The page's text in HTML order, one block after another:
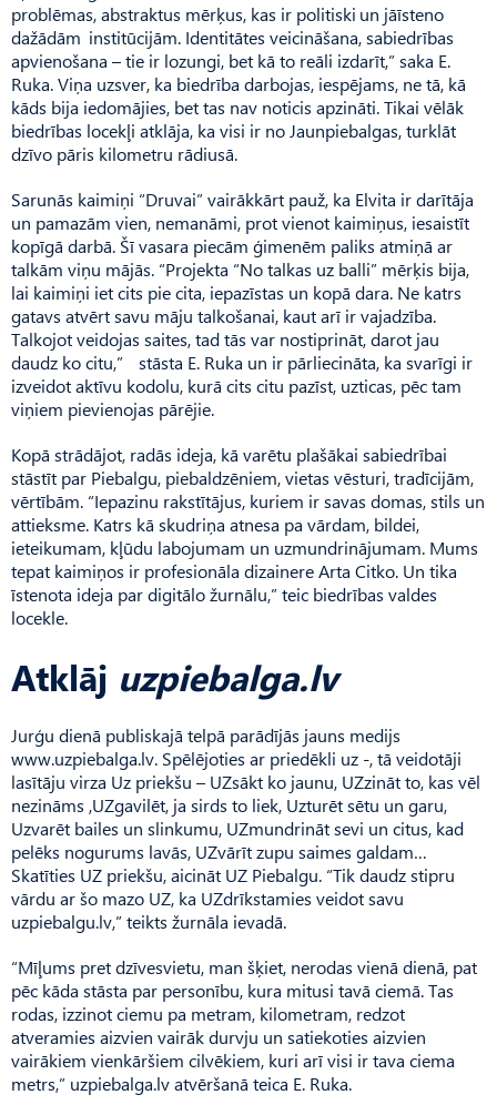
problēmas, abstraktus mērķus, kas ir politiski un jāīsteno
dažādām institūcijām. Identitātes veicināšana, sabiedrības
apvienošana – tie ir lozungi, bet kā to reāli izdarīt,” saka E.
Ruka. Viņa uzsver, ka biedrība darbojas, iespējams, ne tā, kā
kāds bija iedomājies, bet tas nav noticis apzināti. Tikai vēlāk
biedrības locekļi atklāja, ka visi ir no Jaunpiebalgas, turklāt
dzīvo pāris kilometru rādiusā.
Sarunās kaimiņi “Druvai” vairākkārt pauž, ka Elvita ir darītāja
un pamazām vien, nemanāmi, prot vienot kaimiņus, iesaistīt
kopīgā darbā. Šī vasara piecām ģimenēm paliks atmiņā ar
talkām viņu mājās. “Projekta “No talkas uz balli” mērķis bija,
lai kaimiņi iet cits pie cita, iepazīstas un kopā dara. Ne katrs
gatavs atvērt savu māju talkošanai, kaut arī ir vajadzība.
Talkojot veidojas saites, tad tās var nostiprināt, darot jau
daudz ko citu,” stāsta E. Ruka un ir pārliecināta, ka svarīgi ir
izveidot aktīvu kodolu, kurā cits citu pazīst, uzticas, pēc tam
viņiem pievienojas pārējie.
Kopā strādājot, radās ideja, kā varētu plašākai sabiedrībai
stāstīt par Piebalgu, piebaldzēniem, vietas vēsturi, tradīcijām,
vērtībām. “Iepazinu rakstītājus, kuriem ir savas domas, stils un
attieksme. Katrs kā skudriņa atnesa pa vārdam, bildei,
ieteikumam, kļūdu labojumam un uzmundrinājumam. Mums
tepat kaimiņos ir profesionāla dizainere Arta Citko. Un tika
īstenota ideja par digitālo žurnālu,” teic biedrības valdes
locekle.
Atklāj uzpiebalga.lv
Jurģu dienā publiskajā telpā parādījās jauns medijs
www.uzpiebalga.lv. Spēlējoties ar priedēkli uz -, tā veidotāji
lasītāju virza Uz priekšu – UZsākt ko jaunu, UZzināt to, kas vēl
nezināms ,UZgavilēt, ja sirds to liek, Uzturēt sētu un garu,
Uzvarēt bailes un slinkumu, UZmun­drināt sevi un citus, kad
pelēks nogurums lavās, UZvārīt zupu saimes galdam…
Skatīties UZ priekšu, aicināt UZ Piebalgu. “Tik daudz stipru
vārdu ar šo mazo UZ, ka UZdrīkstamies veidot savu
uzpiebalgu.lv,” teikts žurnāla ievadā.
“Mīļums pret dzīvesvietu, man šķiet, nerodas vienā dienā, pat
pēc kāda stāsta par personību, kura mitusi tavā ciemā. Tas
rodas, izzinot ciemu pa metram, kilometram, redzot
atveramies aizvien vairāk durvju un satiekoties aizvien
vairākiem vienkāršiem cilvēkiem, kuri arī visi ir tava ciema
metrs,” uzpiebalga.lv atvēršanā teica E. Ruka.